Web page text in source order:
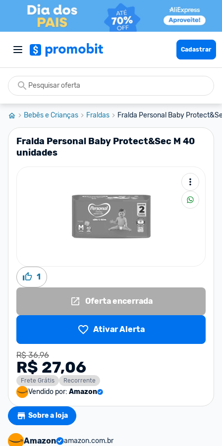
Cadastrar
Bebês e Crianças Fraldas Fralda Personal Baby
Fralda Personal Baby Protect&Sec M 40
unidades
1
Oferta encerrada
Ativar Alerta
R$ 36,96
R$ 27,06
Frete Grátis Recorrente
Vendido por: Amazon
Sobre a loja
Amazon
amazon.com.br